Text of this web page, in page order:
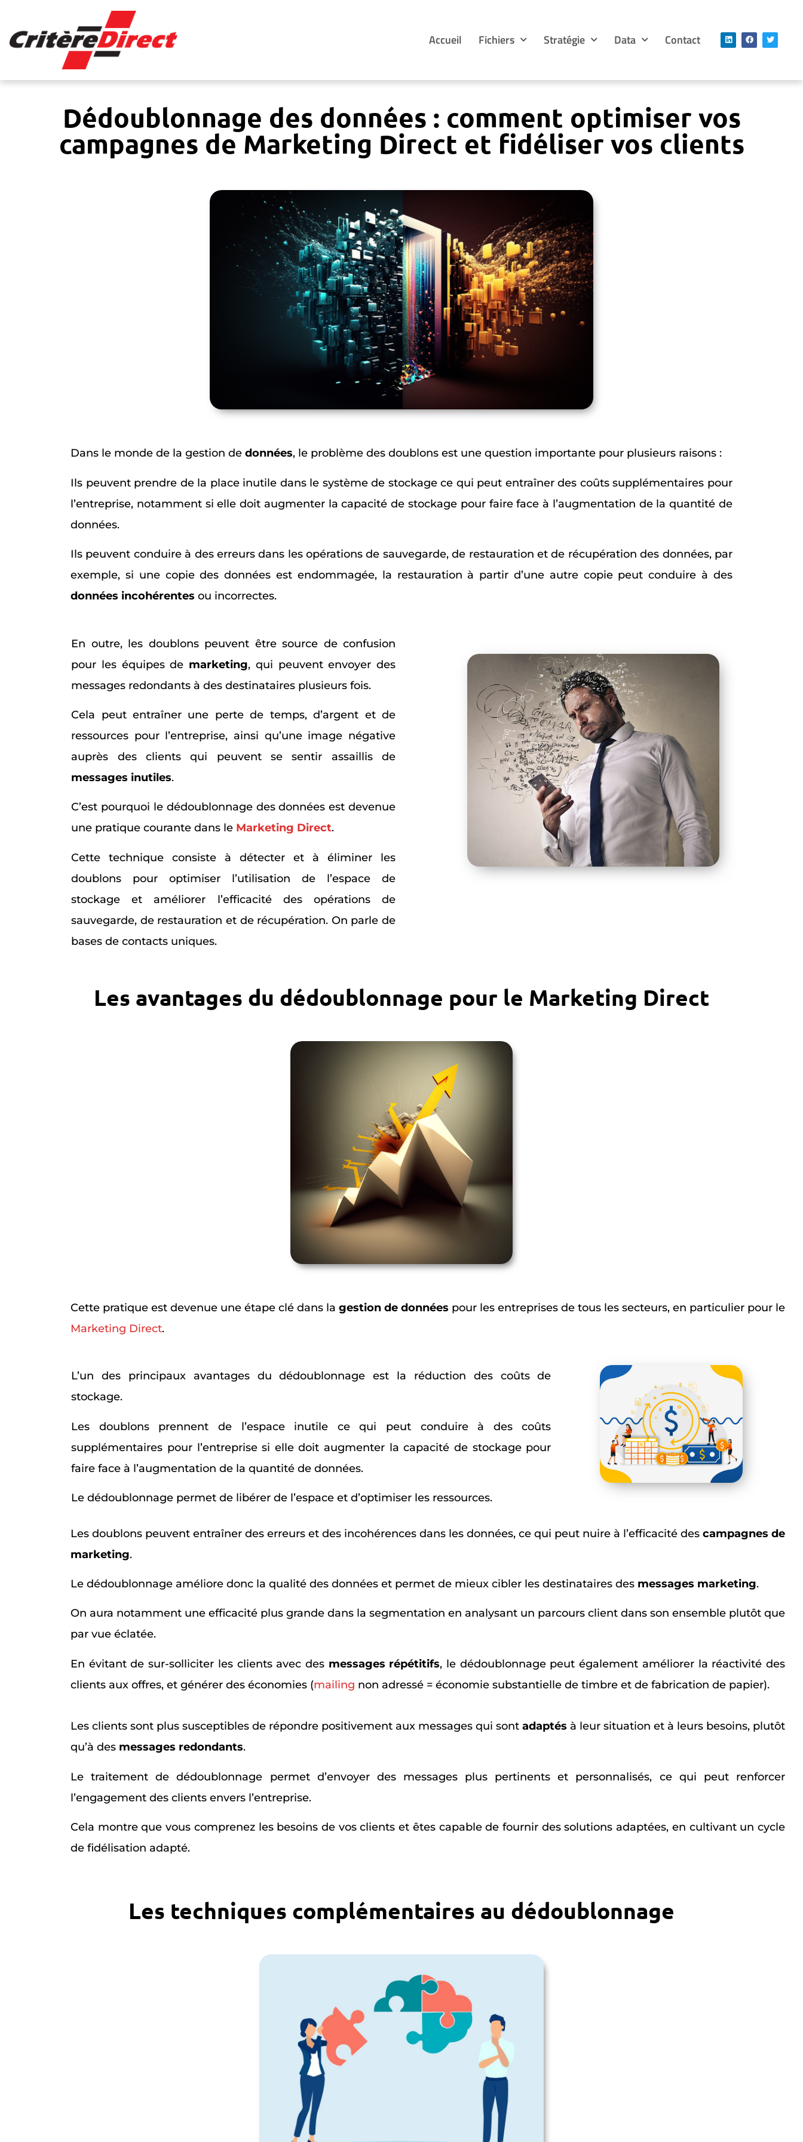
Accueil Fichiers Stratégie Data Contact
Dédoublonnage des données : comment optimiser vos
campagnes de Marketing Direct et fidéliser vos clients
Dans le monde de la gestion de données, le problème des doublons est une question importante pour plusieurs raisons :
Ils peuvent prendre de la place inutile dans le système de stockage ce qui peut entraîner des coûts supplémentaires pour
l’entreprise, notamment si elle doit augmenter la capacité de stockage pour faire face à l’augmentation de la quantité de
données.
Ils peuvent conduire à des erreurs dans les opérations de sauvegarde, de restauration et de récupération des données, par
exemple, si une copie des données est endommagée, la restauration à partir d’une autre copie peut conduire à des
données incohérentes ou incorrectes.
En outre, les doublons peuvent être source de confusion
pour les équipes de marketing, qui peuvent envoyer des
messages redondants à des destinataires plusieurs fois.
Cela peut entraîner une perte de temps, d’argent et de
ressources pour l’entreprise, ainsi qu’une image négative
auprès des clients qui peuvent se sentir assaillis de
messages inutiles.
C’est pourquoi le dédoublonnage des données est devenue
une pratique courante dans le Marketing Direct.
Cette technique consiste à détecter et à éliminer les
doublons pour optimiser l’utilisation de l’espace de
stockage et améliorer l’efficacité des opérations de
sauvegarde, de restauration et de récupération. On parle de
bases de contacts uniques.
Les avantages du dédoublonnage pour le Marketing Direct
Cette pratique est devenue une étape clé dans la gestion de données pour les entreprises de tous les secteurs, en particulier pour le
Marketing Direct.
L’un des principaux avantages du dédoublonnage est la réduction des coûts de
stockage.
Les doublons prennent de l’espace inutile ce qui peut conduire à des coûts
supplémentaires pour l’entreprise si elle doit augmenter la capacité de stockage pour
faire face à l’augmentation de la quantité de données.
Le dédoublonnage permet de libérer de l’espace et d’optimiser les ressources.
Les doublons peuvent entraîner des erreurs et des incohérences dans les données, ce qui peut nuire à l’efficacité des campagnes de
marketing.
Le dédoublonnage améliore donc la qualité des données et permet de mieux cibler les destinataires des messages marketing.
On aura notamment une efficacité plus grande dans la segmentation en analysant un parcours client dans son ensemble plutôt que
par vue éclatée.
En évitant de sur-solliciter les clients avec des messages répétitifs, le dédoublonnage peut également améliorer la réactivité des
clients aux offres, et générer des économies (mailing non adressé = économie substantielle de timbre et de fabrication de papier).
Les clients sont plus susceptibles de répondre positivement aux messages qui sont adaptés à leur situation et à leurs besoins, plutôt
qu’à des messages redondants.
Le traitement de dédoublonnage permet d’envoyer des messages plus pertinents et personnalisés, ce qui peut renforcer
l’engagement des clients envers l’entreprise.
Cela montre que vous comprenez les besoins de vos clients et êtes capable de fournir des solutions adaptées, en cultivant un cycle
de fidélisation adapté.
Les techniques complémentaires au dédoublonnage
Panneau de gestion des cookies